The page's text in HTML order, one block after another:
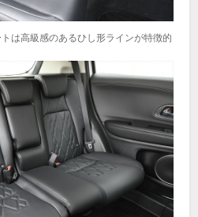
は高級感のあるひし形ラインが特徴的